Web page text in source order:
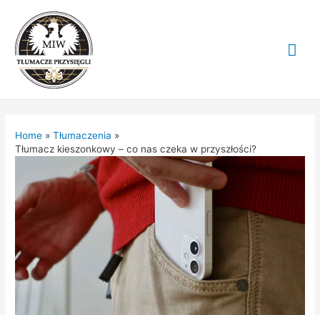
Home
Tłumaczenia
Tłumacz kieszonkowy – co nas czeka w przyszłości?